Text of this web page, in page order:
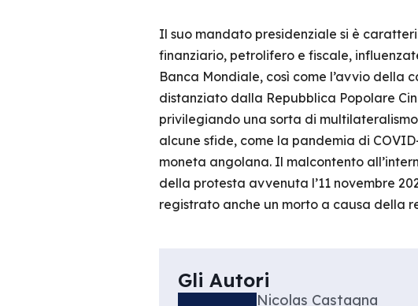
Il suo mandato presidenziale si è
finanziario, petrolifero e fiscale,
Banca Mondiale, così come l’avvio della
distanziato dalla Repubblica Popolare
privilegiando una sorta di
alcune sfide, come la pandemia di
moneta angolana. Il malcontento
della protesta avvenuta l’11 novembre
registrato anche un morto a causa della
Gli Autori
Nicolas Castagna